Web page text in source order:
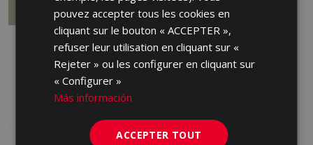
PROYECCION GRIS 60
HXG710 | 60x60
Ajouter aux favoris
pouvez accepter tous les cookies en
cliquant sur le bouton « ACCEPTER »,
refuser leur utilisation en cliquant sur «
Rejeter » ou les configurer en cliquant sur
« Configurer »
Más información
ACCEPTER TOUT